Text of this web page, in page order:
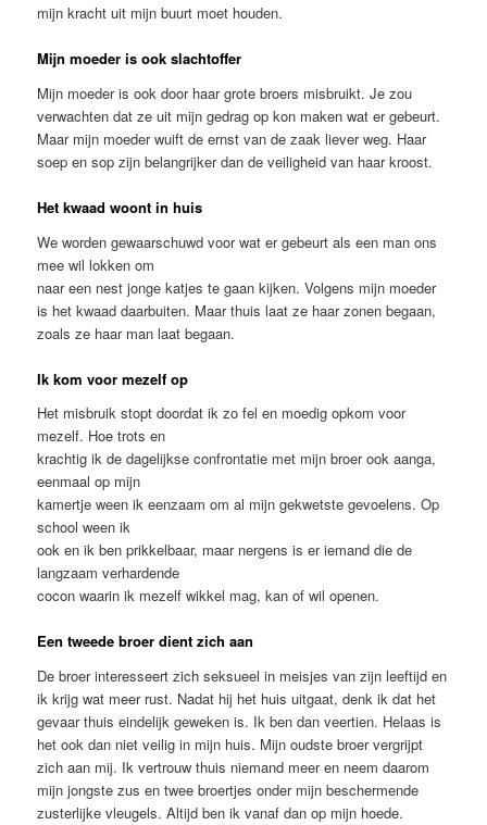
mijn kracht uit mijn buurt moet houden.
Mijn moeder is ook slachtoffer
Mijn moeder is ook door haar grote broers misbruikt. Je zou
verwachten dat ze uit mijn gedrag op kon maken wat er gebeurt.
Maar mijn moeder wuift de ernst van de zaak liever weg. Haar
soep en sop zijn belangrijker dan de veiligheid van haar kroost.
Het kwaad woont in huis
We worden gewaarschuwd voor wat er gebeurt als een man ons
mee wil lokken om
naar een nest jonge katjes te gaan kijken. Volgens mijn moeder
is het kwaad daarbuiten. Maar thuis laat ze haar zonen begaan,
zoals ze haar man laat begaan.
Ik kom voor mezelf op
Het misbruik stopt doordat ik zo fel en moedig opkom voor
mezelf. Hoe trots en
krachtig ik de dagelijkse confrontatie met mijn broer ook aanga,
eenmaal op mijn
kamertje ween ik eenzaam om al mijn gekwetste gevoelens. Op
school ween ik
ook en ik ben prikkelbaar, maar nergens is er iemand die de
langzaam verhardende
cocon waarin ik mezelf wikkel mag, kan of wil openen.
Een tweede broer dient zich aan
De broer interesseert zich seksueel in meisjes van zijn leeftijd en
ik krijg wat meer rust. Nadat hij het huis uitgaat, denk ik dat het
gevaar thuis eindelijk geweken is. Ik ben dan veertien. Helaas is
het ook dan niet veilig in mijn huis. Mijn oudste broer vergrijpt
zich aan mij. Ik vertrouw thuis niemand meer en neem daarom
mijn jongste zus en twee broertjes onder mijn beschermende
zusterlijke vleugels. Altijd ben ik vanaf dan op mijn hoede.